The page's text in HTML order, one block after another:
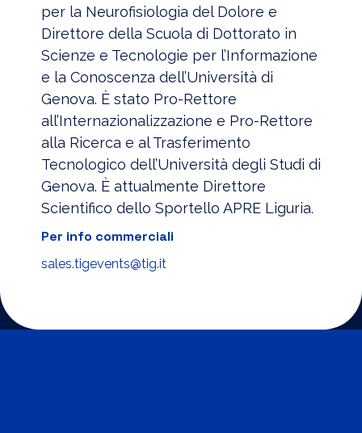
per la Neurofisiologia del Dolore e
Direttore della Scuola di Dottorato in
Scienze e Tecnologie per l’Informazione
e la Conoscenza dell’Università di
Genova. È stato Pro-Rettore
all’Internazionalizzazione e Pro-Rettore
alla Ricerca e al Trasferimento
Tecnologico dell’Università degli Studi di
Genova. È attualmente Direttore
Scientifico dello Sportello APRE Liguria.
Per info commerciali
sales.tigevents@tig.it